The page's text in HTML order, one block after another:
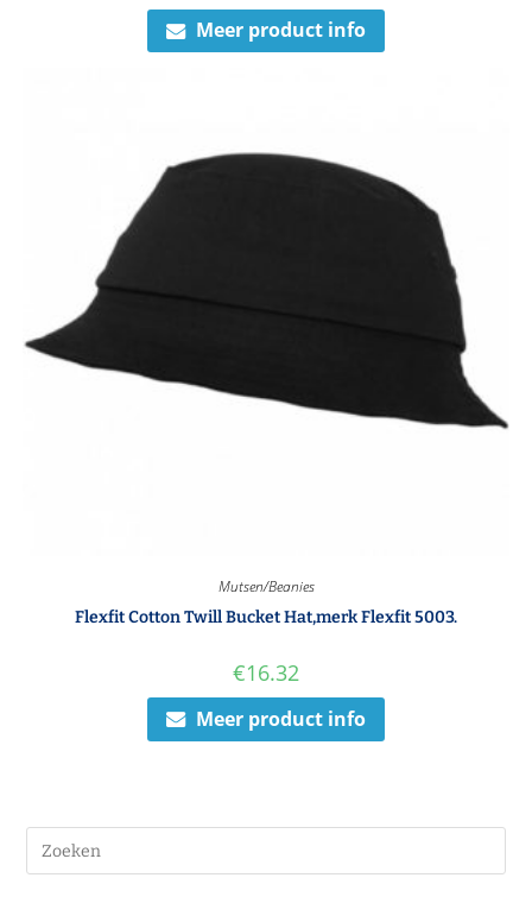
Meer product info
Mutsen/Beanies
Flexfit Cotton Twill Bucket Hat,merk Flexfit 5003.
€16.32
Meer product info